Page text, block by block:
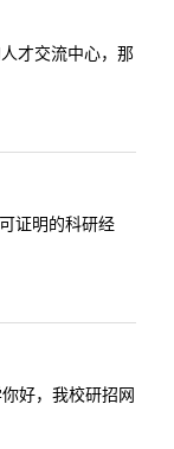
才交流中心，那
证明的科研经
好，我校研招网